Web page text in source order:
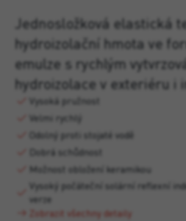
Jednosložková elastická
hydroizolační hmota ve
emulze s rychlým
hydroizolace v exteriéru i
Vysoká pružnost
Velmi rychlý
Odolný proti stojaté vodě
Dobrá schůdnost
Možnost obložení keramikou
Vysoký počáteční solární reflexní
verze
Zobrazit všechny detaily